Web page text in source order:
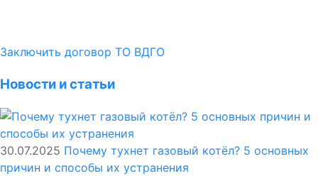
Заключить договор ТО ВДГО
Новости и статьи
30.07.2025 Почему тухнет газовый котёл? 5 основных
причин и способы их устранения